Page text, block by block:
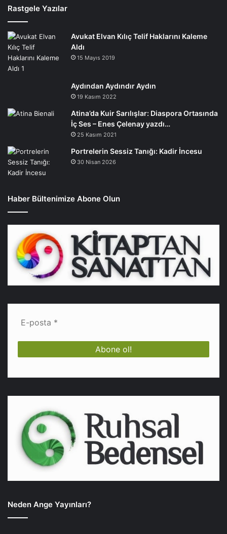
Rastgele Yazılar
Avukat Elvan Kılıç Telif Haklarını Kaleme
Aldı
15 Mayıs 2019
Aydından Aydındır Aydın
19 Kasım 2022
Atina’da Kuir Sarılışlar: Diaspora Ortasında
İç Ses – Enes Çelenay yazdı…
25 Kasım 2021
Portrelerin Sessiz Tanığı: Kadir İncesu
30 Nisan 2026
Haber Bültenimize Abone Olun
Neden Ange Yayınları?